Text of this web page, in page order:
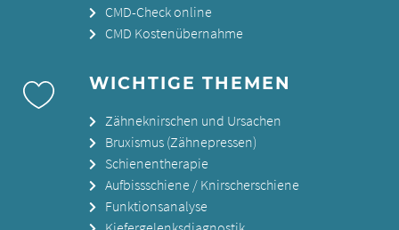
CMD-Check online
CMD Kostenübernahme
WICHTIGE THEMEN
Zähneknirschen und Ursachen
Bruxismus (Zähnepressen)
Schienentherapie
Aufbissschiene / Knirscherschiene
Funktionsanalyse